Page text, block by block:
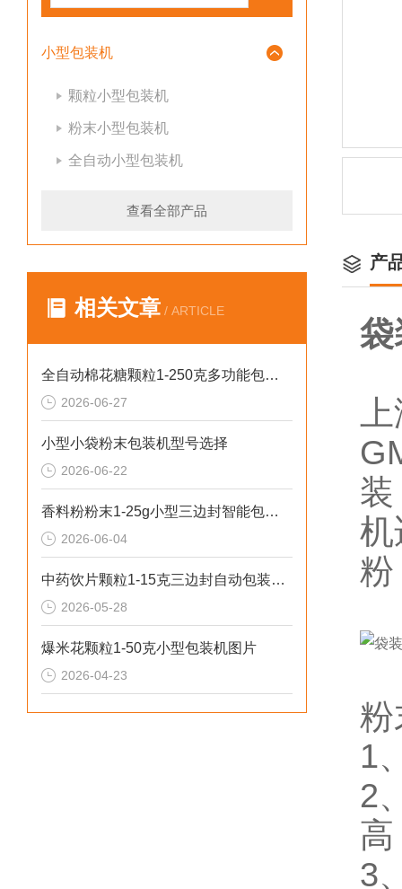
小型包装机
颗粒小型包装机
粉末小型包装机
全自动小型包装机
查看全部产品
相关文章 / ARTICLE
全自动棉花糖颗粒1-250克多功能包装机新型号
2026-06-27
小型小袋粉末包装机型号选择
2026-06-22
香料粉粉末1-25g小型三边封智能包装机操作简单
2026-06-04
中药饮片颗粒1-15克三边封自动包装机性价比高
2026-05-28
爆米花颗粒1-50克小型包装机图片
2026-04-23
产
袋
机
粉
粉
1
2
3